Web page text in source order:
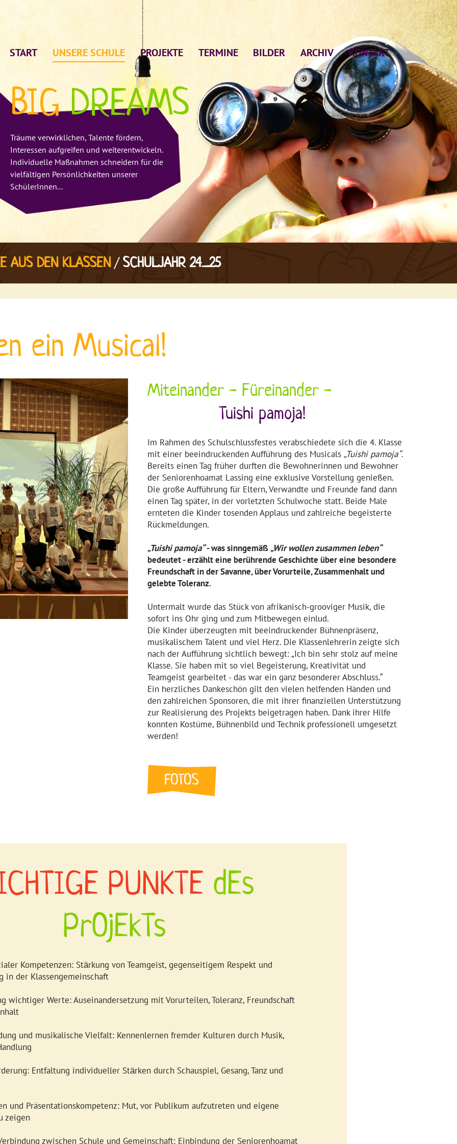
START UNSERE SCHULE PROJEKTE TERMINE BILDER ARCHIV KONTAKT
BIGDREAMS
Träume verwirklichen, Talente fördern,
Interessen aufgreifen und weiterentwickeln.
Individuelle Maßnahmen schneidern für die
vielfältigen Persönlichkeiten unserer
SchülerInnen...
AUS DEN KLASSEN/SCHULJAHR 24_25
ein Musical!
Miteinander - Füreinander -
Tuishi pamoja!
Im Rahmen des Schulschlussfestes verabschiedete sich die 4. Klasse
mit einer beeindruckenden Aufführung des Musicals „Tuishi pamoja“.
Bereits einen Tag früher durften die Bewohnerinnen und Bewohner
der SeniorenhoamatLassing eine exklusive Vorstellung genießen.
Die große Aufführung für Eltern, Verwandte und Freunde fand dann
einen Tag später, in der vorletzten Schulwoche statt. Beide Male
ernteten die Kinder tosenden Applaus und zahlreiche begeisterte
Rückmeldungen.
„Tuishi pamoja“- was sinngemäß „Wir wollen zusammen leben“
bedeutet - erzählt eine berührende Geschichte über eine besondere
Freundschaft in der Savanne, über Vorurteile, Zusammenhalt und
gelebte Toleranz.
Untermalt wurde das Stück von afrikanisch-grooviger Musik, die
sofort ins Ohr ging und zum Mitbewegen einlud.
Die Kinder überzeugten mit beeindruckender Bühnenpräsenz,
musikalischem Talent und viel Herz. Die Klassenlehrerin zeigte sich
nach der Aufführung sichtlich bewegt: „Ich bin sehr stolz auf meine
Klasse. Sie haben mit so viel Begeisterung, Kreativität und
Teamgeist gearbeitet - das war ein ganz besonderer Abschluss.“
Ein herzliches Dankeschön gilt den vielen helfenden Händen und
den zahlreichen Sponsoren, die mit ihrer finanziellen Unterstützung
zur Realisierung des Projekts beigetragen haben. Dank ihrer Hilfe
konnten Kostüme, Bühnenbild und Technik professionell umgesetzt
werden!
PUNKTE dEs
PrOjEkTs
Kompetenzen: Stärkung von Teamgeist, gegenseitigem Respekt und
in der Klassengemeinschaft
wichtiger Werte: Auseinandersetzung mit Vorurteilen, Toleranz, Freundschaft
und musikalische Vielfalt: Kennenlernen fremder Kulturen durch Musik,
Entfaltung individueller Stärken durch Schauspiel, Gesang, Tanz und
und Präsentationskompetenz: Mut, vor Publikum aufzutreten und eigene
zeigen
zwischen Schule und Gemeinschaft: Einbindung der Seniorenhoamat